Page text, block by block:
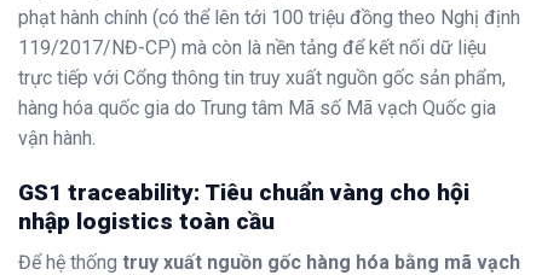
phạt hành chính (có thể lên tới 100 triệu đồng theo Nghị định
119/2017/NĐ-CP) mà còn là nền tảng để kết nối dữ liệu
trực tiếp với Cổng thông tin truy xuất nguồn gốc sản phẩm,
hàng hóa quốc gia do Trung tâm Mã số Mã vạch Quốc gia
vận hành.
GS1 traceability: Tiêu chuẩn vàng cho hội
nhập logistics toàn cầu
Để hệ thống truy xuất nguồn gốc hàng hóa bằng mã vạch